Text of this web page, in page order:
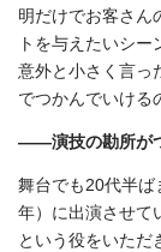
明だけでお客さん
トを与えたいシー
意外と小さく言っ
でつかんでいける
――演技の勘所が
舞台でも20代半ば
年）に出演させて
という役をいただ